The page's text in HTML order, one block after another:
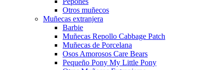
Otros muñecos
Muñecas extranjera
Barbie
Muñecas Repollo Cabbage Patch
Muñecas de Porcelana
Osos Amorosos Care Bears
Pequeño Pony My Little Pony